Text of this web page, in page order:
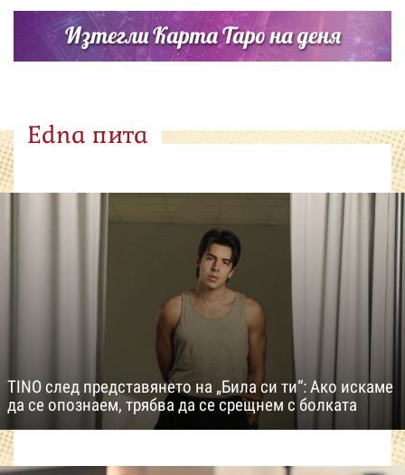
Изтегли Карта Таро на деня
Edna пита
TINO след представянето на „Била си ти“: Ако искаме
да се опознаем, трябва да се срещнем с болката